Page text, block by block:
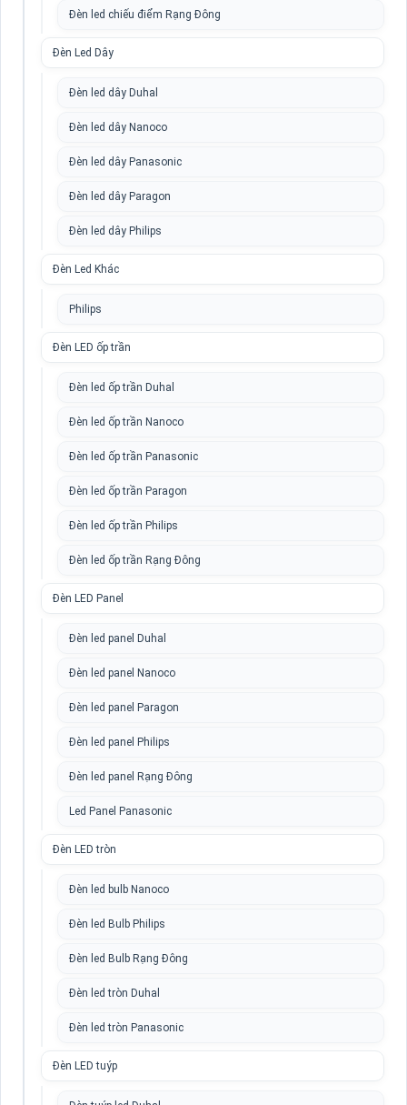
Đèn led chiếu điểm Rạng Đông
Đèn Led Dây
Đèn led dây Duhal
Đèn led dây Nanoco
Đèn led dây Panasonic
Đèn led dây Paragon
Đèn led dây Philips
Đèn Led Khác
Philips
Đèn LED ốp trần
Đèn led ốp trần Duhal
Đèn led ốp trần Nanoco
Đèn led ốp trần Panasonic
Đèn led ốp trần Paragon
Đèn led ốp trần Philips
Đèn led ốp trần Rạng Đông
Đèn LED Panel
Đèn led panel Duhal
Đèn led panel Nanoco
Đèn led panel Paragon
Đèn led panel Philips
Đèn led panel Rạng Đông
Led Panel Panasonic
Đèn LED tròn
Đèn led bulb Nanoco
Đèn led Bulb Philips
Đèn led Bulb Rạng Đông
Đèn led tròn Duhal
Đèn led tròn Panasonic
Đèn LED tuýp